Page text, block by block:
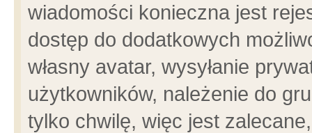
wiadomości konieczna jest
dostęp do dodatkowych
własny avatar, wysyłanie
użytkowników, należenie do
tylko chwilę, więc jest